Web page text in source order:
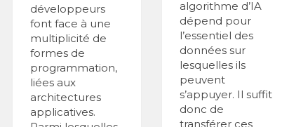
développeurs
font face à une
multiplicité de
formes de
programmation,
liées aux
architectures
applicatives.
algorithme d’IA
dépend pour
l’essentiel des
données sur
lesquelles ils
peuvent
s’appuyer. Il suffit
donc de
transférer ces